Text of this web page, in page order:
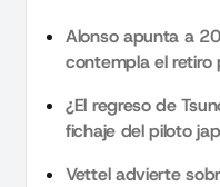
Alonso apunta a
contempla el
¿El regreso de
fichaje del piloto
Vettel advierte